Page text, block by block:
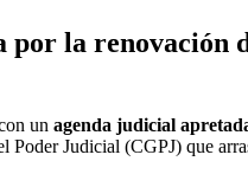
por la renovación
un agenda judicial
Poder Judicial (CGPJ) que